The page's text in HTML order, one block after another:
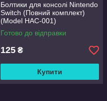
Болтики для консолі Nintendo
Switch (Повний комплект)
(Model HAC-001)
Готово до відправки
125 ₴
Купити